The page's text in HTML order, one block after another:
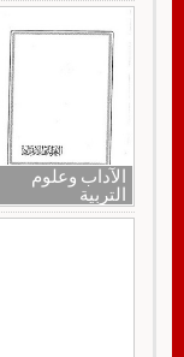
الآداب وعلوم
التربية